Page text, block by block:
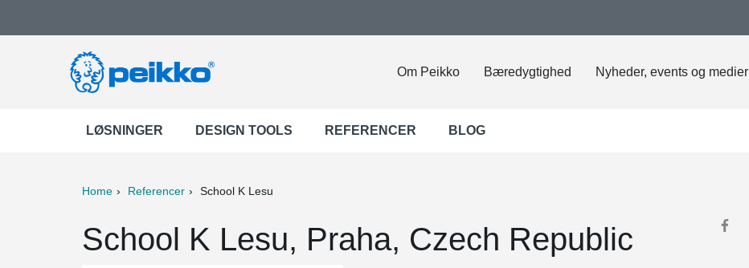
Om Peikko Bæredygtighed Nyheder, events og medier
LØSNINGER DESIGN TOOLS REFERENCER BLOG
Home Referencer School K Lesu
School K Lesu, Praha, Czech Republic